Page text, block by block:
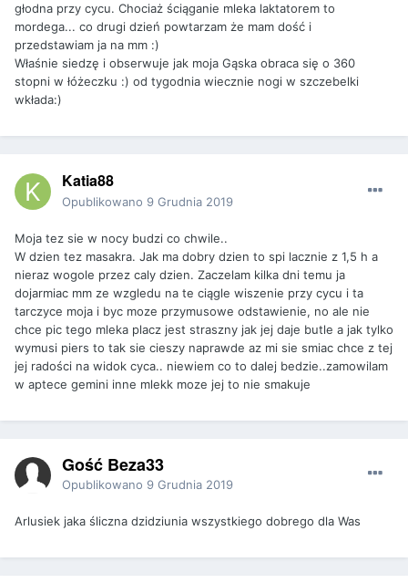
głodna przy cycu. Chociaż ściąganie mleka laktatorem to
mordega... co drugi dzień powtarzam że mam dość i
przedstawiam ja na mm :)
Właśnie siedzę i obserwuje jak moja Gąska obraca się o 360
stopni w łóżeczku :) od tygodnia wiecznie nogi w szczebelki
wkłada:)
Katia88
Opublikowano 9 Grudnia 2019
Moja tez sie w nocy budzi co chwile..
W dzien tez masakra. Jak ma dobry dzien to spi lacznie z 1,5 h a
nieraz wogole przez caly dzien. Zaczelam kilka dni temu ja
dojarmiac mm ze wzgledu na te ciągle wiszenie przy cycu i ta
tarczyce moja i byc moze przymusowe odstawienie, no ale nie
chce pic tego mleka placz jest straszny jak jej daje butle a jak tylko
wymusi piers to tak sie cieszy naprawde az mi sie smiac chce z tej
jej radości na widok cyca.. niewiem co to dalej bedzie..zamowilam
w aptece gemini inne mlekk moze jej to nie smakuje
Gość Beza33
Opublikowano 9 Grudnia 2019
Arlusiek jaka śliczna dzidziunia wszystkiego dobrego dla Was